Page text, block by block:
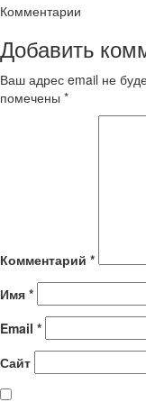
Комментарии
Добавить
Ваш адрес email не
помечены *
Комментарий *
Имя *
Email *
Сайт